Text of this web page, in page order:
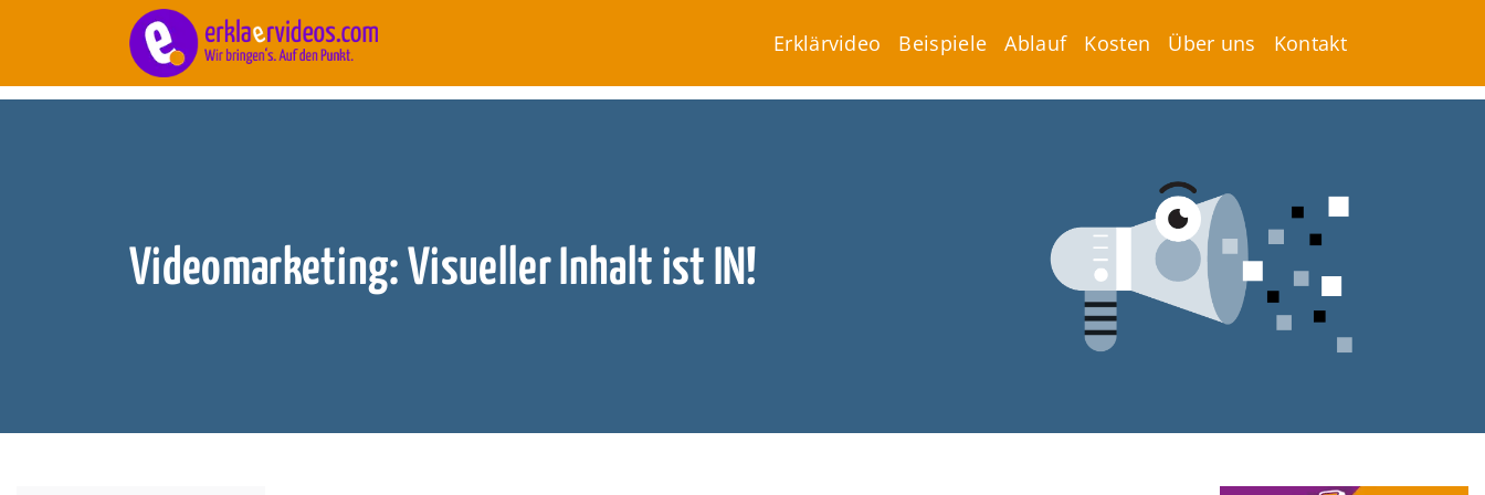
Erklärvideo Beispiele Ablauf Kosten Über uns Kontakt
Blog /
Videomarketing: Visueller Inhalt ist IN!